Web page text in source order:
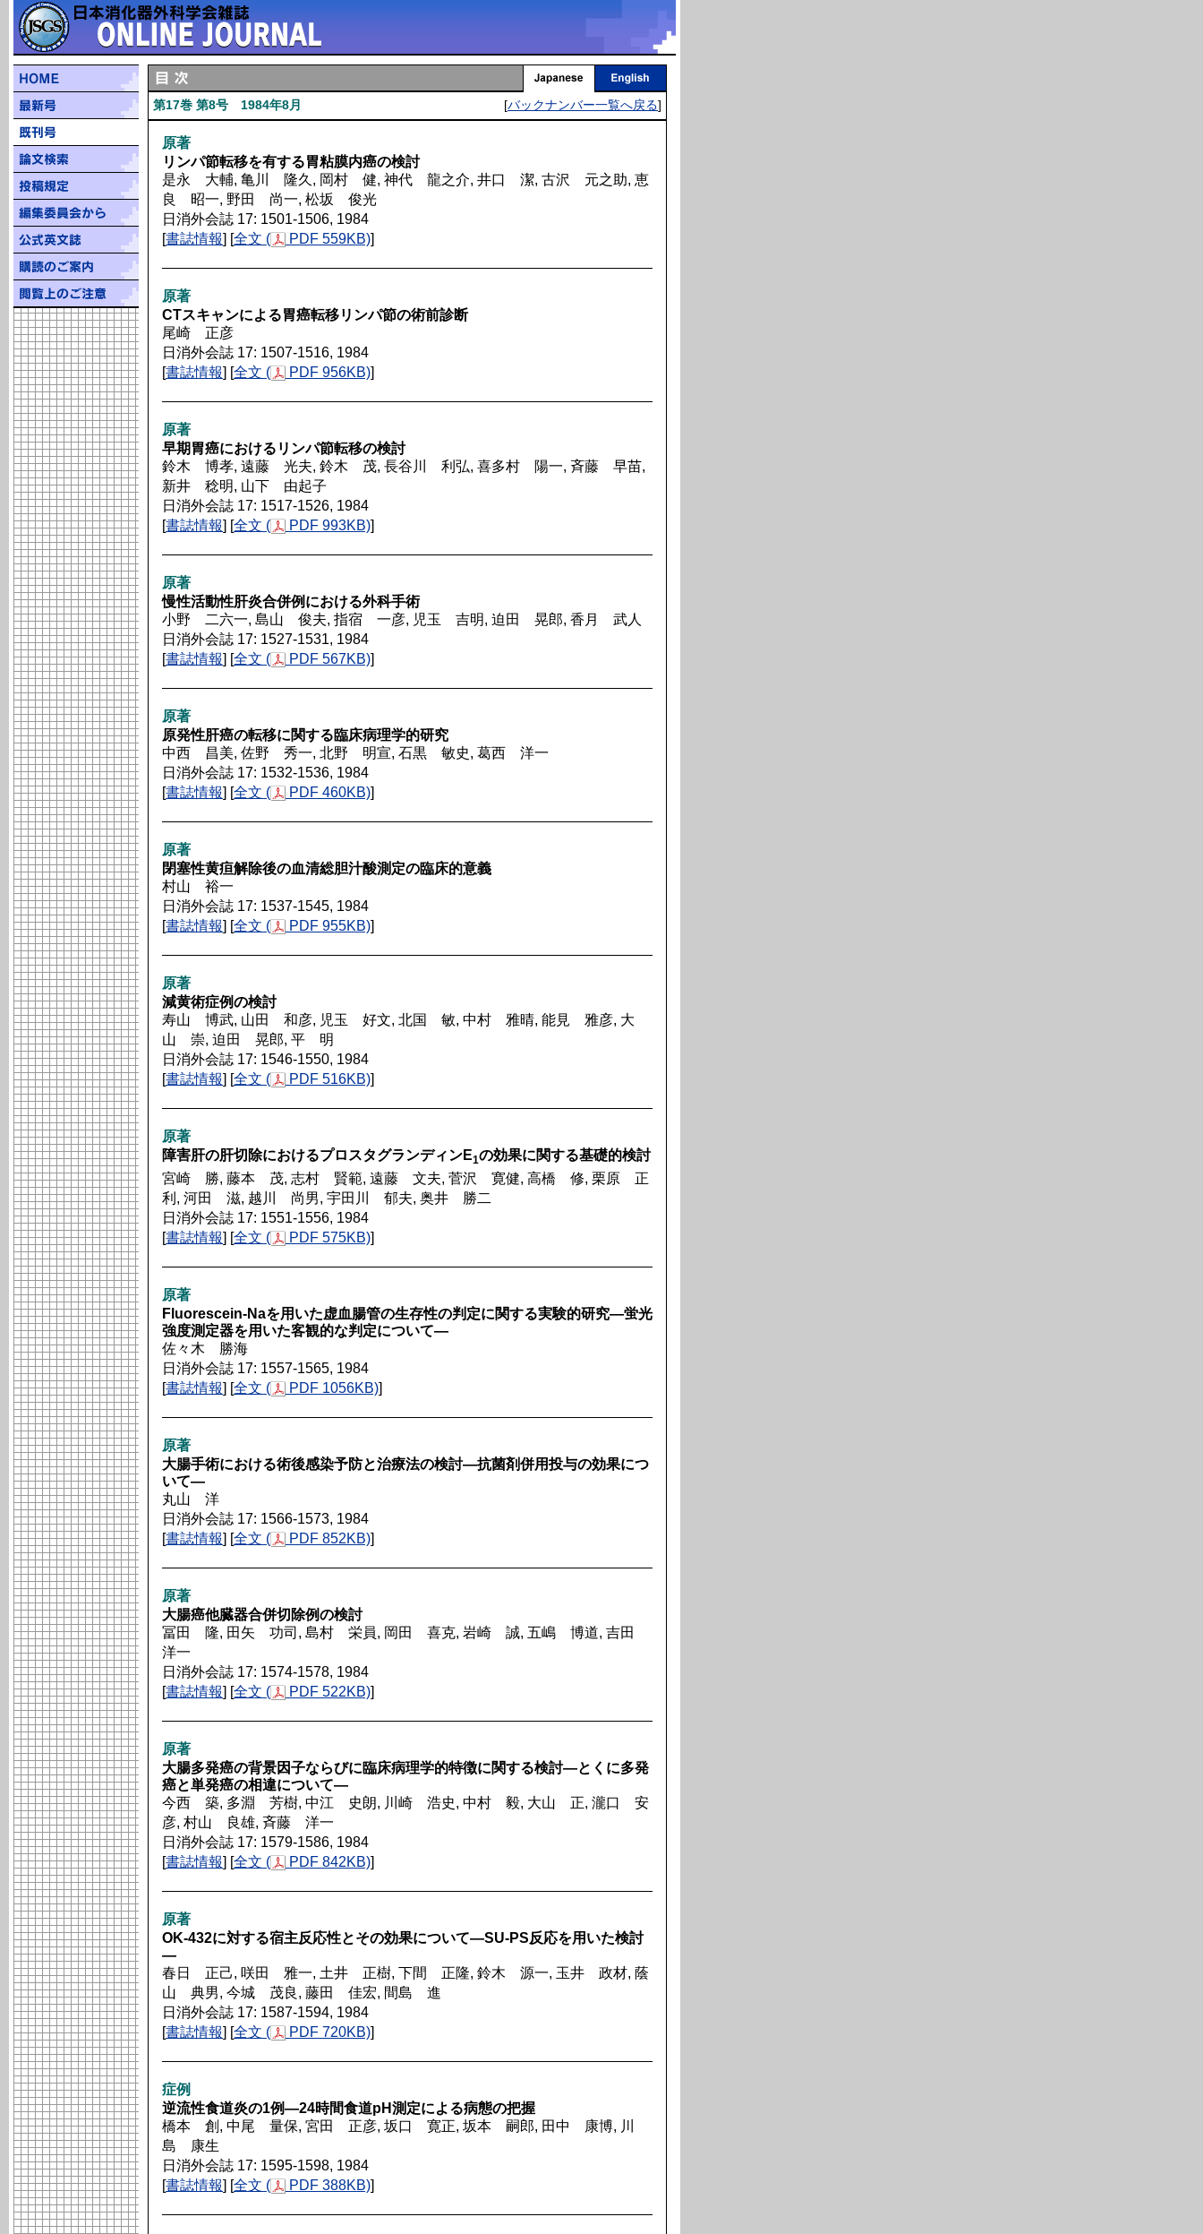
第17巻 第8号 1984年8月 [バックナンバー一覧へ戻る]
原著
リンパ節転移を有する胃粘膜内癌の検討
是永 大輔, 亀川 隆久, 岡村 健, 神代 龍之介, 井口 潔, 古沢 元之助, 恵
良 昭一, 野田 尚一, 松坂 俊光
日消外会誌 17: 1501-1506, 1984
[書誌情報] [全文 ( PDF 559KB)]
原著
CTスキャンによる胃癌転移リンパ節の術前診断
尾崎 正彦
日消外会誌 17: 1507-1516, 1984
[書誌情報] [全文 ( PDF 956KB)]
原著
早期胃癌におけるリンパ節転移の検討
鈴木 博孝, 遠藤 光夫, 鈴木 茂, 長谷川 利弘, 喜多村 陽一, 斉藤 早苗,
新井 稔明, 山下 由起子
日消外会誌 17: 1517-1526, 1984
[書誌情報] [全文 ( PDF 993KB)]
原著
慢性活動性肝炎合併例における外科手術
小野 二六一, 島山 俊夫, 指宿 一彦, 児玉 吉明, 迫田 晃郎, 香月 武人
日消外会誌 17: 1527-1531, 1984
[書誌情報] [全文 ( PDF 567KB)]
原著
原発性肝癌の転移に関する臨床病理学的研究
中西 昌美, 佐野 秀一, 北野 明宣, 石黒 敏史, 葛西 洋一
日消外会誌 17: 1532-1536, 1984
[書誌情報] [全文 ( PDF 460KB)]
原著
閉塞性黄疸解除後の血清総胆汁酸測定の臨床的意義
村山 裕一
日消外会誌 17: 1537-1545, 1984
[書誌情報] [全文 ( PDF 955KB)]
原著
減黄術症例の検討
寿山 博武, 山田 和彦, 児玉 好文, 北国 敏, 中村 雅晴, 能見 雅彦, 大
山 崇, 迫田 晃郎, 平 明
日消外会誌 17: 1546-1550, 1984
[書誌情報] [全文 ( PDF 516KB)]
原著
障害肝の肝切除におけるプロスタグランディンE1の効果に関する基礎的検討
宮崎 勝, 藤本 茂, 志村 賢範, 遠藤 文夫, 菅沢 寛健, 高橋 修, 栗原 正
利, 河田 滋, 越川 尚男, 宇田川 郁夫, 奥井 勝二
日消外会誌 17: 1551-1556, 1984
[書誌情報] [全文 ( PDF 575KB)]
原著
Fluorescein-Naを用いた虚血腸管の生存性の判定に関する実験的研究―蛍光
強度測定器を用いた客観的な判定について―
佐々木 勝海
日消外会誌 17: 1557-1565, 1984
[書誌情報] [全文 ( PDF 1056KB)]
原著
大腸手術における術後感染予防と治療法の検討―抗菌剤併用投与の効果につ
いて―
丸山 洋
日消外会誌 17: 1566-1573, 1984
[書誌情報] [全文 ( PDF 852KB)]
原著
大腸癌他臓器合併切除例の検討
冨田 隆, 田矢 功司, 島村 栄員, 岡田 喜克, 岩崎 誠, 五嶋 博道, 吉田
洋一
日消外会誌 17: 1574-1578, 1984
[書誌情報] [全文 ( PDF 522KB)]
原著
大腸多発癌の背景因子ならびに臨床病理学的特徴に関する検討―とくに多発
癌と単発癌の相違について―
今西 築, 多淵 芳樹, 中江 史朗, 川崎 浩史, 中村 毅, 大山 正, 瀧口 安
彦, 村山 良雄, 斉藤 洋一
日消外会誌 17: 1579-1586, 1984
[書誌情報] [全文 ( PDF 842KB)]
原著
OK-432に対する宿主反応性とその効果について―SU-PS反応を用いた検討
―
春日 正己, 咲田 雅一, 土井 正樹, 下間 正隆, 鈴木 源一, 玉井 政材, 蔭
山 典男, 今城 茂良, 藤田 佳宏, 間島 進
日消外会誌 17: 1587-1594, 1984
[書誌情報] [全文 ( PDF 720KB)]
症例
逆流性食道炎の1例―24時間食道pH測定による病態の把握
橋本 創, 中尾 量保, 宮田 正彦, 坂口 寛正, 坂本 嗣郎, 田中 康博, 川
島 康生
日消外会誌 17: 1595-1598, 1984
[書誌情報] [全文 ( PDF 388KB)]